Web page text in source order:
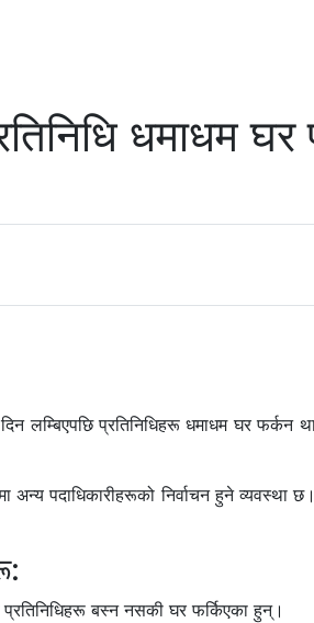
धमाधम
लम्बिएपछि प्रतिनिधिहरू धमाधम घर
अन्य पदाधिकारीहरूको निर्वाचन हुने
बस्न नसकी घर फर्किएका हुन्।